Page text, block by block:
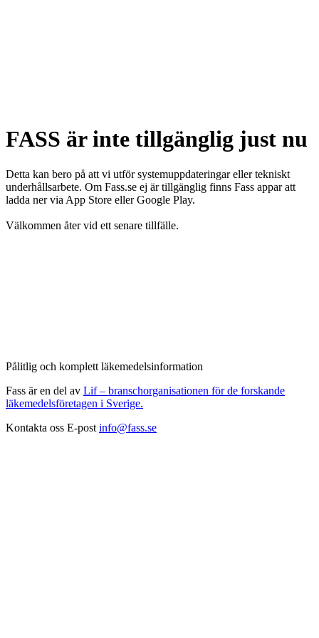
FASS är inte tillgänglig just nu
Detta kan bero på att vi utför systemuppdateringar eller tekniskt
underhållsarbete. Om Fass.se ej är tillgänglig finns Fass appar att
ladda ner via App Store eller Google Play.
Välkommen åter vid ett senare tillfälle.
Pålitlig och komplett läkemedelsinformation
Fass är en del av Lif – branschorganisationen för de forskande
läkemedelsföretagen i Sverige.
Kontakta oss E-post info@fass.se